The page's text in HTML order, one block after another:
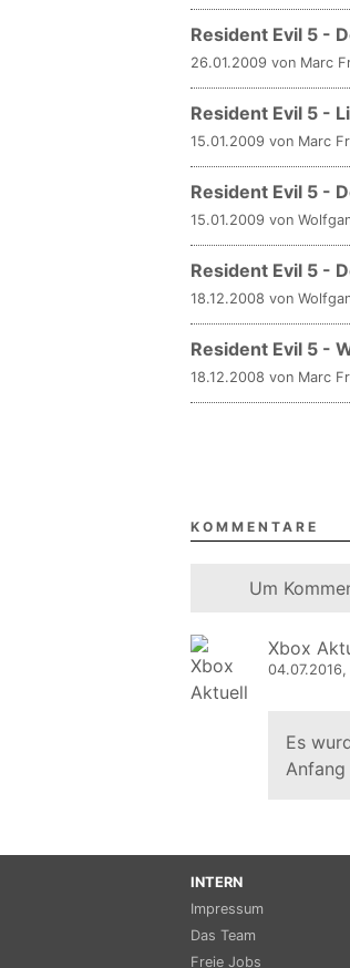
Resident Evil 5 -
26.01.2009 von Marc
Resident Evil 5 -
15.01.2009 von Marc
Resident Evil 5 -
15.01.2009 von
Resident Evil 5 -
18.12.2008 von
Resident Evil 5 -
18.12.2008 von Marc
KOMMENTARE
Um
Xbox
04.07.2016,
Es
Anfang
INTERN
Impressum
Das Team
Freie Jobs